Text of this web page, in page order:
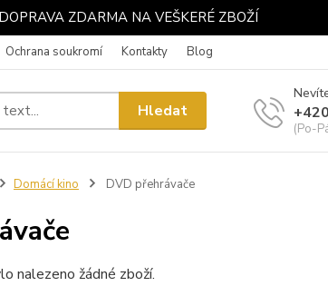
DOPRAVA ZDARMA NA VEŠKERÉ ZBOŽÍ
Ochrana soukromí Kontakty Blog
Hledat
(Po-
Domácí kino DVD přehrávače
nalezeno žádné zboží.